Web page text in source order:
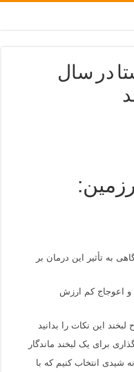
۵۰۰۰ روستا در سال
به تأثیر این درمان بر
و اعوجاج کم ارزش
این نکات را بدانید
برای یک لبخند ماندگار
انتخاب کنیم که با